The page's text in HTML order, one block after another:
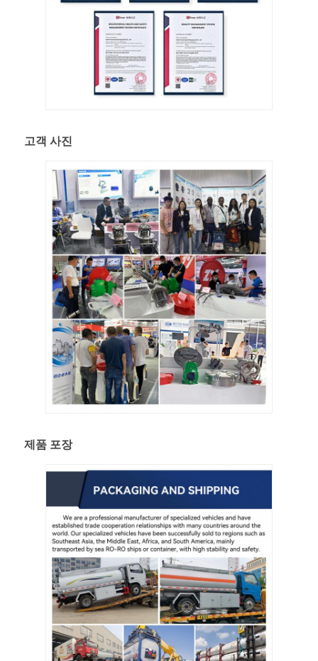
고객 사진
제품 포장